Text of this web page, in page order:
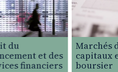
du
et des
financiers
Marchés
capitaux
boursier